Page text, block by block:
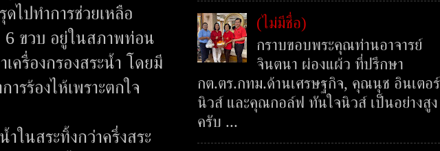
ไปทำการช่วยเหลือ
ขวบ อยู่ในสภาพท่อน
ครื่องกรองสระน้ำ โดยมี
รร้องไห้เพราะตกใจ
ในสระทิ้งกว่าครึ่งสระ
(ไม่มีชื่อ)
กราบขอบพระคุณท่านอาจารย์
จินตนา ผ่องแผ้ว ที่ปรึกษา
กต.ตร.กทม.ด้านเศรษฐกิจ, คุณนุช อินเตอร์
นิวส์ และคุณกอล์ฟ ทันใจนิวส์ เป็นอย่างสูง
ครับ ...